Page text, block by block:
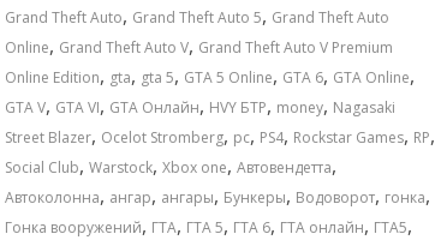
Grand Theft Auto, Grand Theft Auto 5, Grand Theft Auto
Online, Grand Theft Auto V, Grand Theft Auto V Premium
Online Edition, gta, gta 5, GTA 5 Online, GTA 6, GTA Online,
GTA V, GTA VI, GTA Онлайн, HVY БТР, money, Nagasaki
Street Blazer, Ocelot Stromberg, pc, PS4, Rockstar Games, RP,
Social Club,Warstock,Xbox one,Автовендетта,
Автоколонна, ангар, ангары, Бункеры, Водоворот, гонка,
Гонка вооружений, ГТА, ГТА 5, ГТА 6, ГТА онлайн, ГТА5,